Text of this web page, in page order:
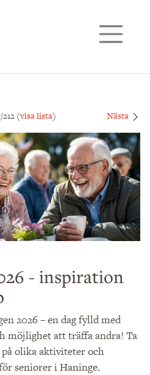
212 (visa lista) Nästa
- inspiration
2026 – en dag fylld med
möjlighet att träffa andra! Ta
olika aktiviteter och
seniorer i Haninge.